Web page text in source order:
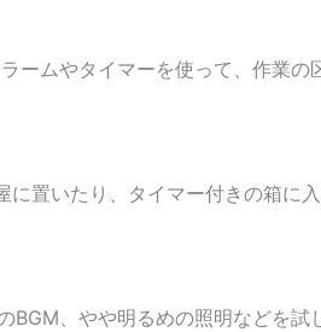
ームやタイマーを使って、作業の
置いたり、タイマー付きの箱に入
BGM、やや明るめの照明などを試